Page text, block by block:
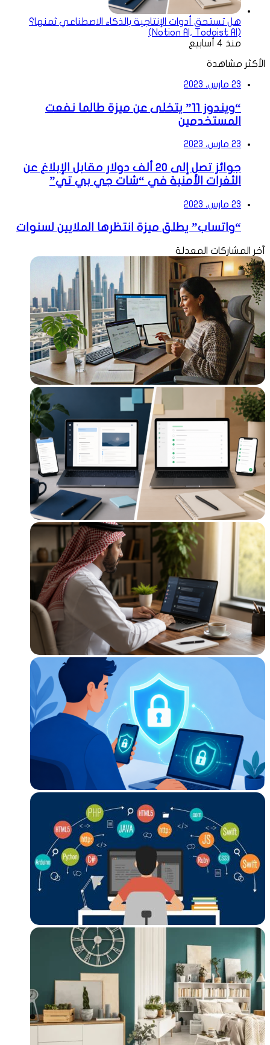
هل تستحق أدوات الإنتاجية بالذكاء الاصطناعي ثمنها؟
(Notion AI, Todoist AI)
منذ 4 أسابيع
الأكثر مشاهدة
23 مارس، 2023
“ويندوز 11” يتخلى عن ميزة طالما نفعت
المستخدمين
23 مارس، 2023
جوائز تصل إلى 20 ألف دولار مقابل الإبلاغ عن
الثغرات الأمنية في “شات جي بي تي”
23 مارس، 2023
“واتساب” يطلق ميزة انتظرها الملايين لسنوات
آخر المشاركات المعدلة